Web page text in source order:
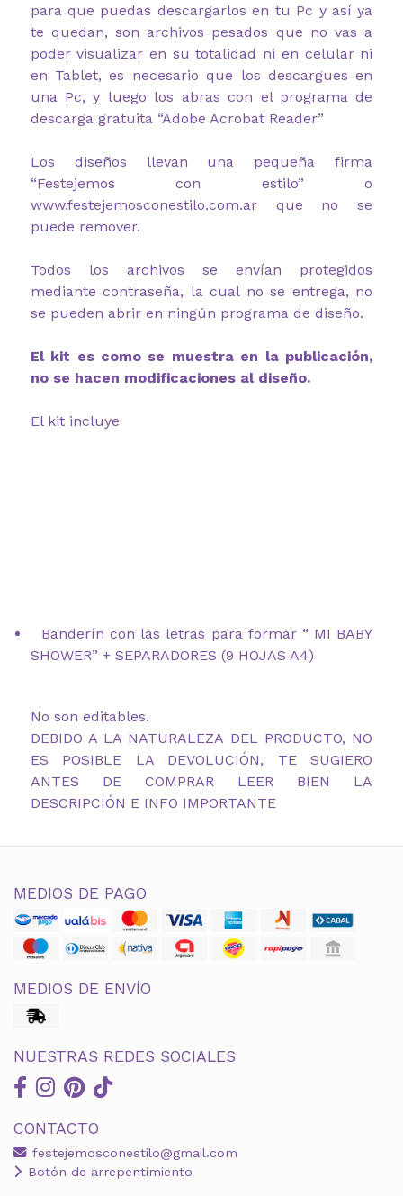
para que puedas descargarlos en tu Pc y así ya
te quedan, son archivos pesados que no vas a
poder visualizar en su totalidad ni en celular ni
en Tablet, es necesario que los descargues en
una Pc, y luego los abras con el programa de
descarga gratuita “Adobe Acrobat Reader”
Los diseños llevan una pequeña firma
“Festejemos con estilo” o
www.festejemosconestilo.com.ar que no se
puede remover.
Todos los archivos se envían protegidos
mediante contraseña, la cual no se entrega, no
se pueden abrir en ningún programa de diseño.
El kit es como se muestra en la publicación,
no se hacen modificaciones al diseño.
El kit incluye
Banderín con las letras para formar “ MI BABY
SHOWER” + SEPARADORES (9 HOJAS A4)
No son editables.
DEBIDO A LA NATURALEZA DEL PRODUCTO, NO
ES POSIBLE LA DEVOLUCIÓN, TE SUGIERO
ANTES DE COMPRAR LEER BIEN LA
DESCRIPCIÓN E INFO IMPORTANTE
MEDIOS DE PAGO
MEDIOS DE ENVÍO
NUESTRAS REDES SOCIALES
CONTACTO
festejemosconestilo@gmail.com
Botón de arrepentimiento